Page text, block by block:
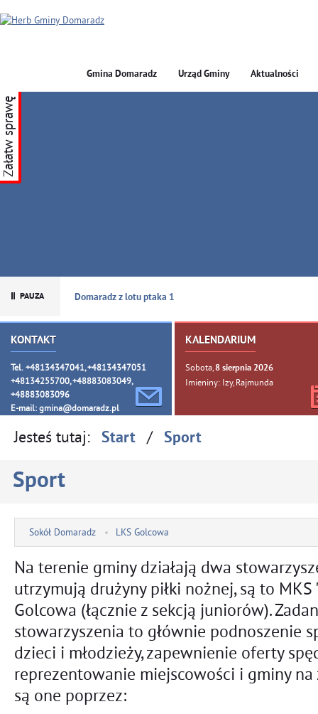
GMINA DOMARADZ
Gmina Domaradz Urząd Gminy Aktualności
Domaradz z lotu ptaka 1
KONTAKT
Tel. +48134347041, +48134347051
+48134255700, +48883083049,
+48883083096
E-mail: gmina@domaradz.pl
KALENDARIUM
Sobota, 8sierpnia 2026
Imieniny: Izy, Rajmunda
Załatw sprawę
Jesteś tutaj: Start / Sport
Sport
Sokół Domaradz LKS Golcowa
Na terenie gminy działają dwa
utrzymują drużyny piłki nożnej, są to MKS
Golcowa (łącznie z sekcją juniorów).
stowarzyszenia to głównie podnoszenie
dzieci i młodzieży, zapewnienie oferty
reprezentowanie miejscowości i gminy
są one poprzez: